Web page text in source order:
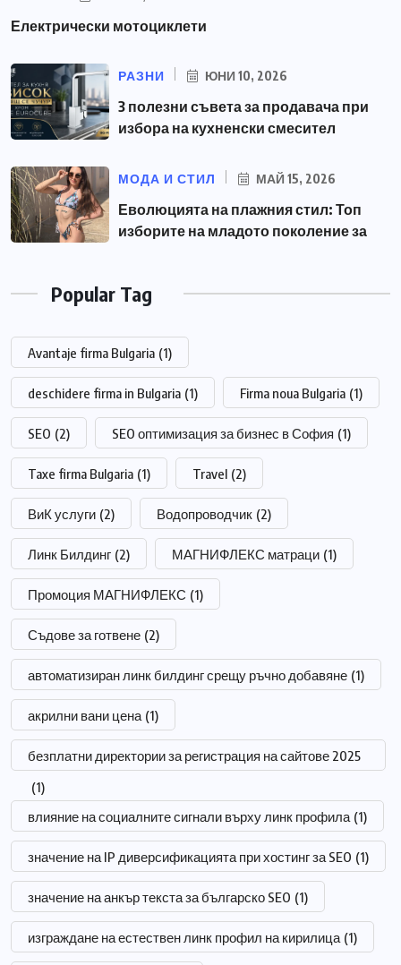
Електрически мотоциклети
РАЗНИ ЮНИ 10, 2026
3 полезни съвета за продавача при
избора на кухненски смесител
МОДА И СТИЛ МАЙ 15, 2026
Еволюцията на плажния стил: Топ
изборите на младото поколение за
Popular Tag
Avantaje firma Bulgaria (1)
deschidere firma in Bulgaria (1) Firma noua Bulgaria (1)
SEO (2) SEO оптимизация за бизнес в София (1)
Taxe firma Bulgaria (1) Travel (2)
ВиК услуги (2) Водопроводчик (2)
Линк Билдинг (2) МАГНИФЛЕКС матраци (1)
Промоция МАГНИФЛЕКС (1)
Съдове за готвене (2)
автоматизиран линк билдинг срещу ръчно добавяне (1)
акрилни вани цена (1)
безплатни директории за регистрация на сайтове 2025
(1)
влияние на социалните сигнали върху линк профила (1)
значение на IP диверсификацията при хостинг за SEO (1)
значение на анкър текста за българско SEO (1)
изграждане на естествен линк профил на кирилица (1)